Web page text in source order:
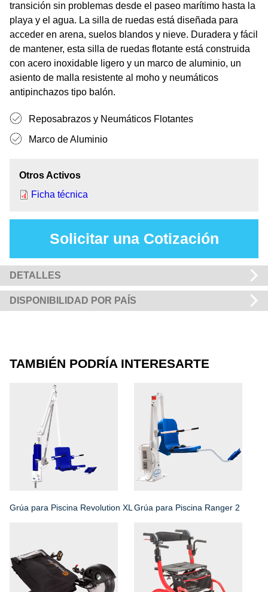
transición sin problemas desde el paseo marítimo hasta la
playa y el agua. La silla de ruedas está diseñada para
acceder en arena, suelos blandos y nieve. Duradera y fácil
de mantener, esta silla de ruedas flotante está construida
con acero inoxidable ligero y un marco de aluminio, un
asiento de malla resistente al moho y neumáticos
antipinchazos tipo balón.
Reposabrazos y Neumáticos Flotantes
Marco de Aluminio
Otros Activos
Ficha técnica
Solicitar una Cotización
DETALLES
DISPONIBILIDAD POR PAÍS
TAMBIÉN PODRÍA INTERESARTE
Grúa para Piscina Revolution XL Grúa para Piscina Ranger 2